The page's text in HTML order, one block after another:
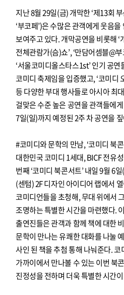
지난 8월 29일(금) 개막한 ‘제13회
‘부코페’)은 수많은 관객에게 웃음
보여주고 있다. 개막공연을 비롯해 ‘
전체관람가(슴)쇼’, ‘만담어셈블@부
‘서울코미디올스타스1st’ 인기 공
코미디 축제임을 입증했고, ‘코미디
등 다양한 부대 행사들로 아시아 최
걸맞은 수준 높은 공연을 관객들에
7일(일)까지 예정된 2주 차 공연을
#코미디와 문학의 만남, ‘코미디 북
대한민국 코미디 1세대, BICF 전유
번째 ‘코미디 북콘서트’ 내일 9월 6
(센텀) 2F 디자인 아이디어 랩에서
코미디언들을 초청해, 무대 위에서
조명하는 특별한 시간을 마련했다.
출연진들은 관객과 함께 책에 대한
문학이 만나는 유쾌한 대화를 나눌
사인 된 책을 추첨 통해 나눠준다.
가까이에서 만나볼 수 있는 이번 북
진정성을 전하며 더욱 특별한 시간